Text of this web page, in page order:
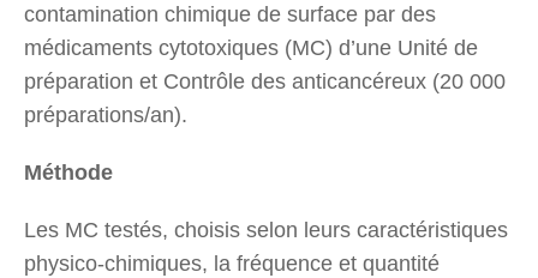
contamination chimique de surface par des
médicaments cytotoxiques (MC) d’une Unité de
préparation et Contrôle des anticancéreux (20 000
préparations/an).
Méthode
Les MC testés, choisis selon leurs caractéristiques
physico-chimiques, la fréquence et quantité